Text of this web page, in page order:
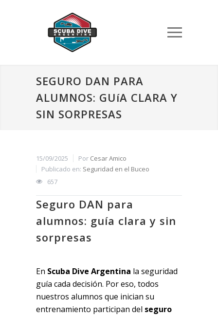
SEGURO DAN PARA
ALUMNOS: GUíA CLARA Y
SIN SORPRESAS
15/09/2025 Por Cesar Amico
Publicado en: Seguridad en el Buceo
657
Seguro DAN para
alumnos: guía clara y sin
sorpresas
En Scuba Dive Argentina la seguridad
guía cada decisión. Por eso, todos
nuestros alumnos que inician su
entrenamiento participan del seguro